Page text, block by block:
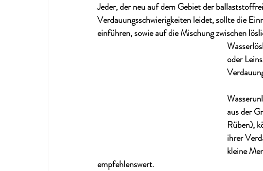
Jeder, der neu auf dem Gebiet der
Verdauungsschwierigkeiten leidet, sollte die
einführen, sowie auf die Mischung zwischen
oder
aus der
Rüben),
ihrer
kleine
empfehlenswert.